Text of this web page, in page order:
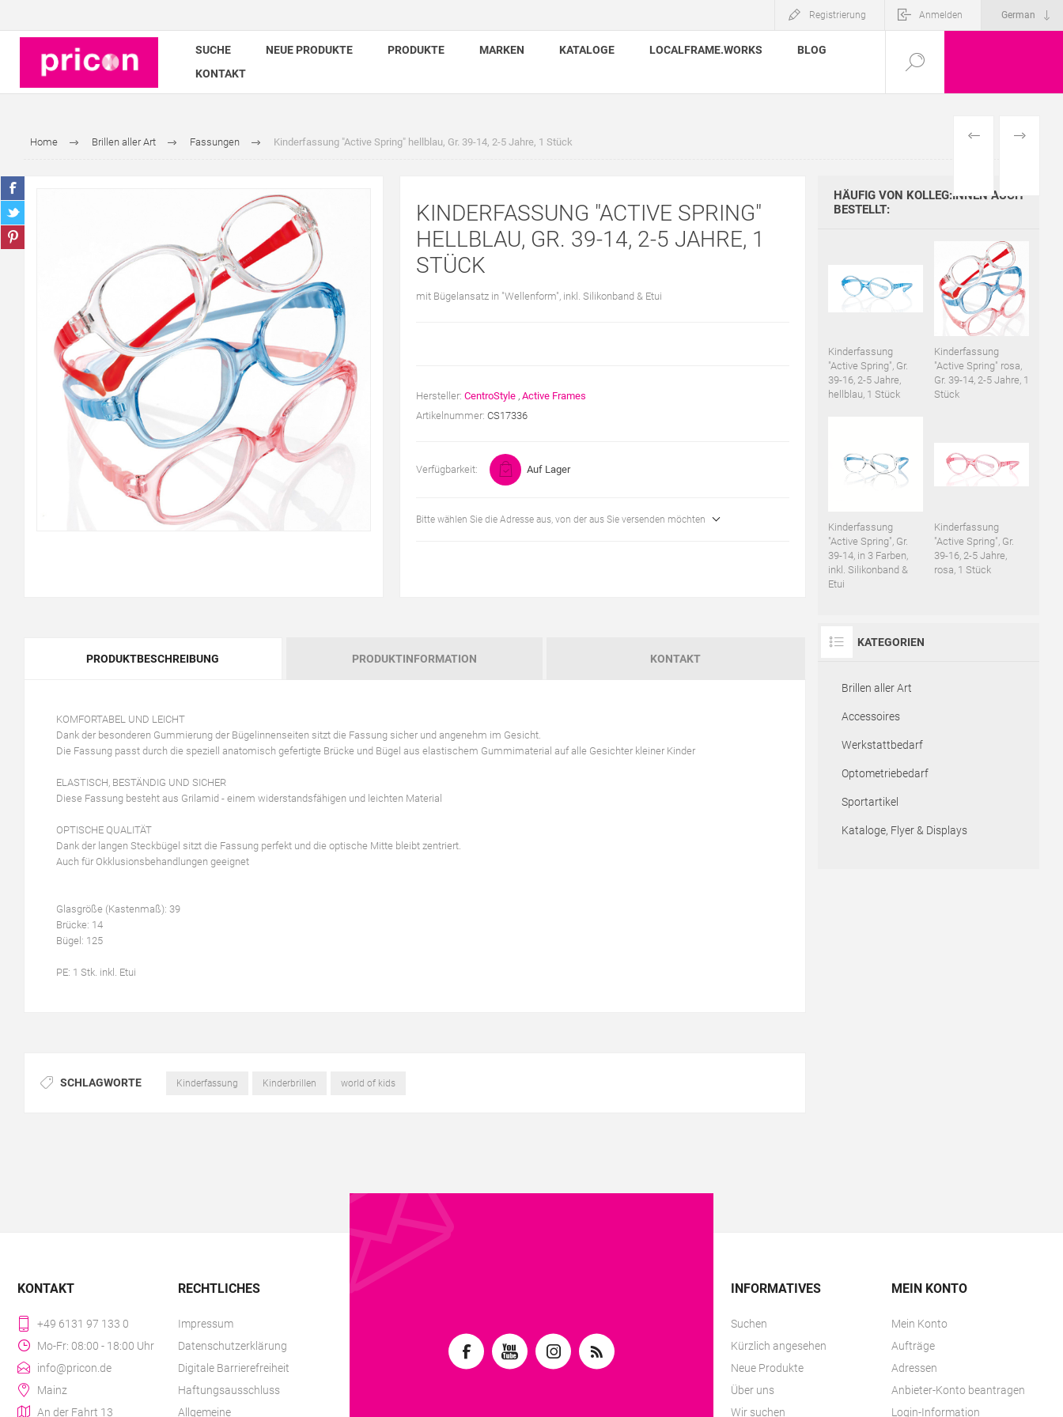
Registrierung Anmelden
SUCHE NEUE PRODUKTE PRODUKTE MARKEN KATALOGE LOCALFRAME.WORKS
BLOG
KONTAKT
Home Brillen aller Art Fassungen Kinderfassung "Active Spring" hellblau, Gr. 39-14, 2-5 Jahre, 1 Stück VORHERIGES
KINDERFASSUNG "ACTIVE SPRING"
HELLBLAU, GR. 39-14, 2-5 JAHRE, 1
STÜCK
mit Bügelansatz in "Wellenform", inkl. Silikonband & Etui
Hersteller: CentroStyle , Active Frames
Artikelnummer: CS17336
Verfügbarkeit: Auf Lager
Bitte wählen Sie die Adresse aus, von der aus Sie versenden möchten
PRODUKTBESCHREIBUNG PRODUKTINFORMATION KONTAKT
KOMFORTABEL UND LEICHT
Dank der besonderen Gummierung der Bügelinnenseiten sitzt die Fassung sicher und angenehm im Gesicht.
Die Fassung passt durch die speziell anatomisch gefertigte Brücke und Bügel aus elastischem Gummimaterial auf alle Gesichter kleiner Kinder
ELASTISCH, BESTÄNDIG UND SICHER
Diese Fassung besteht aus Grilamid - einem widerstandsfähigen und leichten Material
OPTISCHE QUALITÄT
Dank der langen Steckbügel sitzt die Fassung perfekt und die optische Mitte bleibt zentriert.
Auch für Okklusionsbehandlungen geeignet
Glasgröße (Kastenmaß): 39
Brücke: 14
Bügel: 125
PE: 1 Stk. inkl. Etui
SCHLAGWORTE Kinderfassung Kinderbrillen world of kids
HÄUFIG VON KOLLEG:INNEN AUCH
BESTELLT:
Kinderfassung
"Active Spring", Gr.
39-16, 2-5 Jahre,
hellblau, 1 Stück
Kinderfassung
"Active Spring" rosa,
Gr. 39-14, 2-5 Jahre, 1
Stück
Kinderfassung
"Active Spring", Gr.
39-14, in 3 Farben,
inkl. Silikonband &
Etui
Kinderfassung
"Active Spring", Gr.
39-16, 2-5 Jahre,
rosa, 1 Stück
KATEGORIEN
Brillen aller Art
Accessoires
Werkstattbedarf
Optometriebedarf
Sportartikel
Kataloge, Flyer & Displays
KONTAKT
+49 6131 97 133 0
Mo-Fr: 08:00 - 18:00 Uhr
info@pricon.de
Mainz
An der Fahrt 13
RECHTLICHES
Impressum
Datenschutzerklärung
Digitale Barrierefreiheit
Haftungsausschluss
Allgemeine
INFORMATIVES
Suchen
Kürzlich angesehen
Neue Produkte
Über uns
Wir suchen
MEIN KONTO
Mein Konto
Aufträge
Adressen
Anbieter-Konto beantragen
Login-Information